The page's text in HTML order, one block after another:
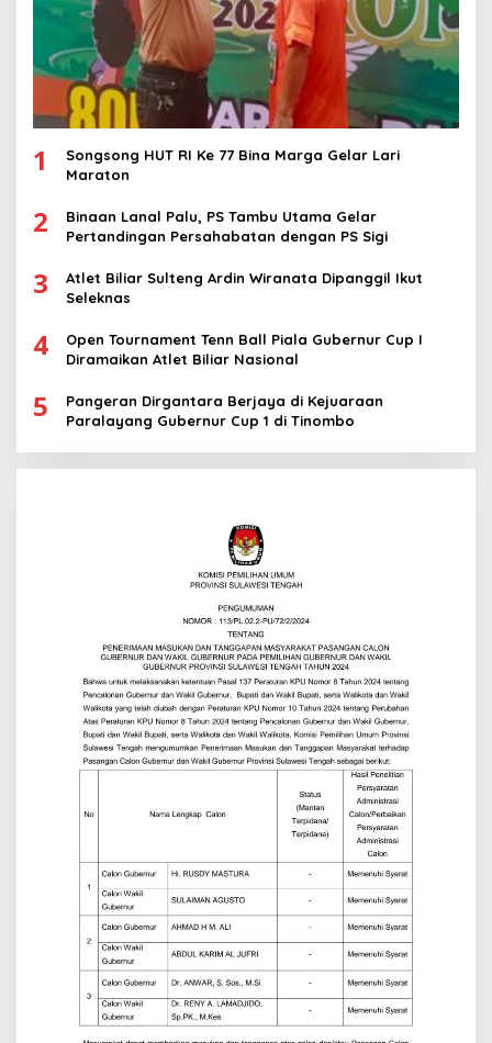
1
Songsong HUT RI Ke 77 Bina Marga Gelar Lari
Maraton
2
Binaan Lanal Palu, PS Tambu Utama Gelar
Pertandingan Persahabatan dengan PS Sigi
3
Atlet Biliar Sulteng Ardin Wiranata Dipanggil Ikut
Seleknas
4
Open Tournament Tenn Ball Piala Gubernur Cup I
Diramaikan Atlet Biliar Nasional
5
Pangeran Dirgantara Berjaya di Kejuaraan
Paralayang Gubernur Cup 1 di Tinombo